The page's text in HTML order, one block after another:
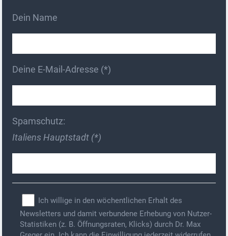
Dein Name
Deine E-Mail-Adresse (*)
Spamschutz:
Italiens Hauptstadt (*)
Ich willige in den wöchentlichen Erhalt des
Newsletters und damit verbundene Erhebung von Nutzer-
Statistiken (z. B. Öffnungsraten, Klicks) durch Dr. Max